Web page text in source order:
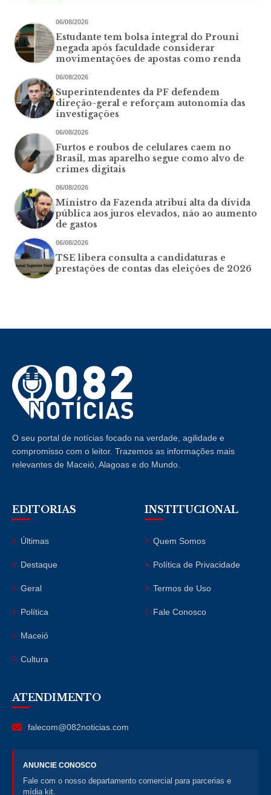
06/08/2026
Estudante tem bolsa integral do Prouni
negada após faculdade considerar
movimentações de apostas como renda
06/08/2026
Superintendentes da PF defendem
direção-geral e reforçam autonomia das
investigações
06/08/2026
Furtos e roubos de celulares caem no
Brasil, mas aparelho segue como alvo de
crimes digitais
06/08/2026
Ministro da Fazenda atribui alta da dívida
pública aos juros elevados, não ao aumento
de gastos
06/08/2026
TSE libera consulta a candidaturas e
prestações de contas das eleições de 2026
O seu portal de notícias focado na verdade, agilidade e
compromisso com o leitor. Trazemos as informações mais
relevantes de Maceió, Alagoas e do Mundo.
EDITORIAS
Últimas
Destaque
Geral
Política
Maceió
Cultura
INSTITUCIONAL
Quem Somos
Política de Privacidade
Termos de Uso
Fale Conosco
ATENDIMENTO
falecom@082noticias.com
ANUNCIE CONOSCO
Fale com o nosso departamento comercial para parcerias e
mídia kit.